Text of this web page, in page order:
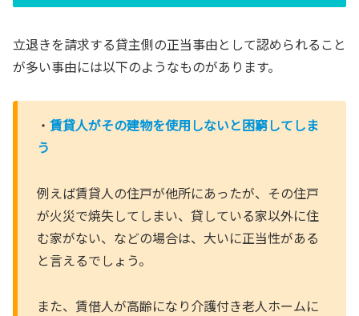
立退きを請求する貸主側の正当事由として認められること
が多い事由には以下のようなものがあります。
・ 賃貸人がその建物を使用しないと困窮してしま
う
例えば賃貸人の住戸が他所にあったが、その住戸
が火災で焼失してしまい、貸している家以外に住
む家がない、などの場合は、大いに正当性がある
と言えるでしょう。
また、賃借人が高齢になり介護付き老人ホームに